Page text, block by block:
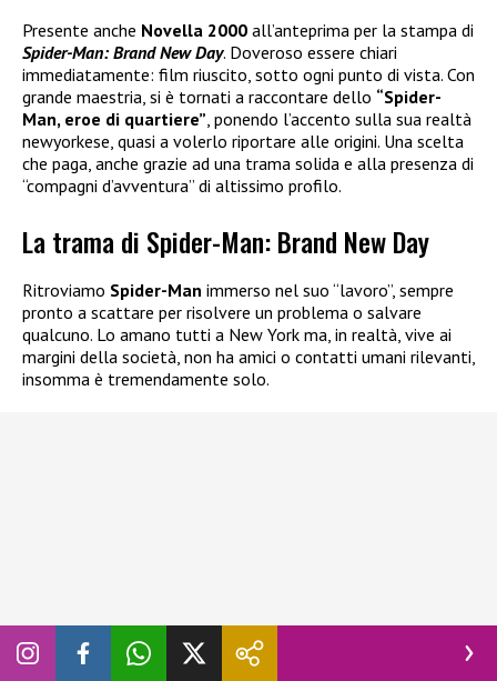
Presente anche Novella 2000 all’anteprima per la stampa di
Spider-Man: Brand New Day. Doveroso essere chiari
immediatamente: film riuscito, sotto ogni punto di vista. Con
grande maestria, si è tornati a raccontare dello “Spider-
Man, eroe di quartiere” , ponendo l’accento sulla sua realtà
newyorkese, quasi a volerlo riportare alle origini. Una scelta
che paga, anche grazie ad una trama solida e alla presenza di
“compagni d’avventura” di altissimo profilo.
La trama di Spider-Man: Brand New Day
Ritroviamo Spider-Man immerso nel suo “lavoro”, sempre
pronto a scattare per risolvere un problema o salvare
qualcuno. Lo amano tutti a New York ma, in realtà, vive ai
margini della società, non ha amici o contatti umani rilevanti,
insomma è tremendamente solo.